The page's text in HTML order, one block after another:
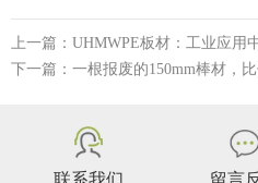
上一篇：UHMWPE板材：工业应用
下一篇：一根报废的150mm棒材，